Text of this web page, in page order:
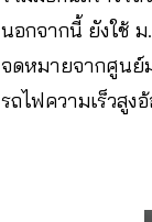
นอกจากนี้ ยังใช้
จดหมายจากศูนย์
รถไฟความเร็วสูง